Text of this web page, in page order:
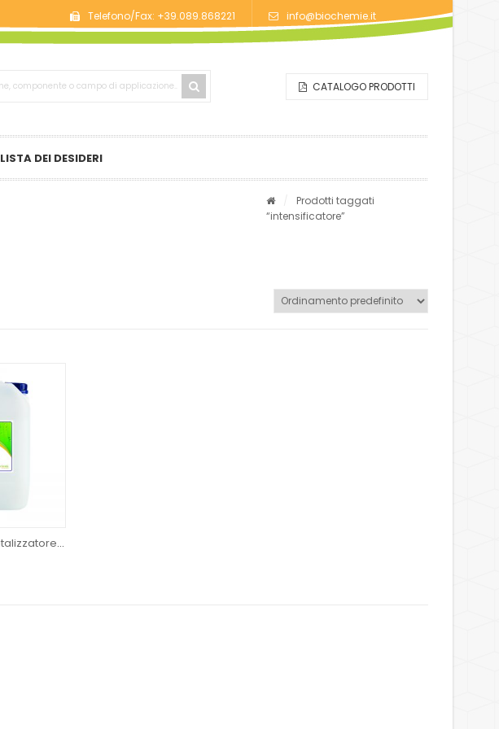
Telefono/Fax: +39.089.868221 info@biochemie.it
CATALOGO PRODOTTI
LISTA DEI DESIDERI
Prodotti taggati
“intensificatore”
BIRIZH MP 800 – Catalizzatore dei processi rizomatici naturali